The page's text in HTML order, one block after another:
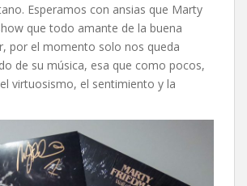
Esperamos con ansias que Marty
que todo amante de la buena
por el momento solo nos queda
de su música, esa que como pocos,
virtuosismo, el sentimiento y la